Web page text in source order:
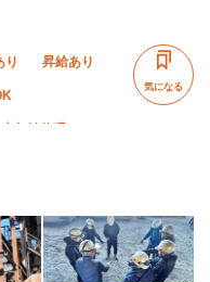
り 昇給あり
気になる